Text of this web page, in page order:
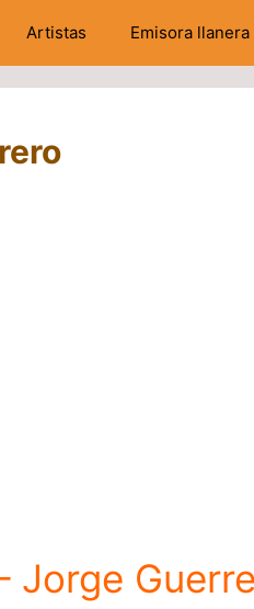
Artistas Emisora llanera
Jorge